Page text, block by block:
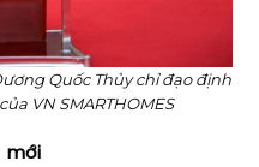
Quốc Thủy chỉ đạo định
VN SMARTHOMES
mới